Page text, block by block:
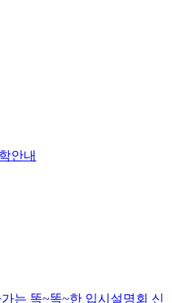
안내
는 똑~똑~한 입시설명회 신